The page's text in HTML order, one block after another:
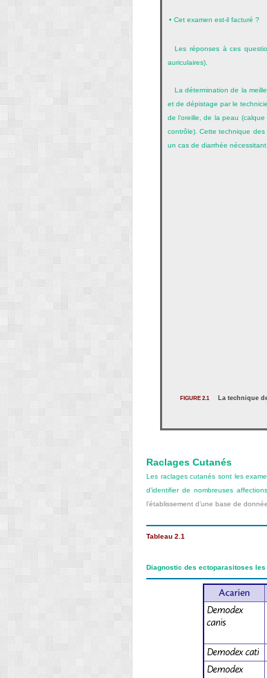
• Cet examen est-il facturé ?
Les réponses à ces
auriculaires).
La détermination de la
et de dépistage par le
de l’oreille, de la peau
contrôle). Cette technique
un cas de diarrhée
FIGURE 2.1 La technique
Raclages Cutanés
Les raclages cutanés sont les
d’identifier de nombreuses
l’établissement d’une base de
Tableau 2.1
Diagnostic des ectoparasitoses les